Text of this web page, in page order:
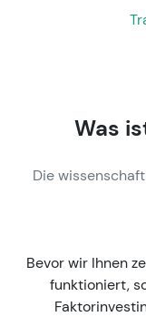
Was
Die
Bevor wir Ihnen
funktioniert,